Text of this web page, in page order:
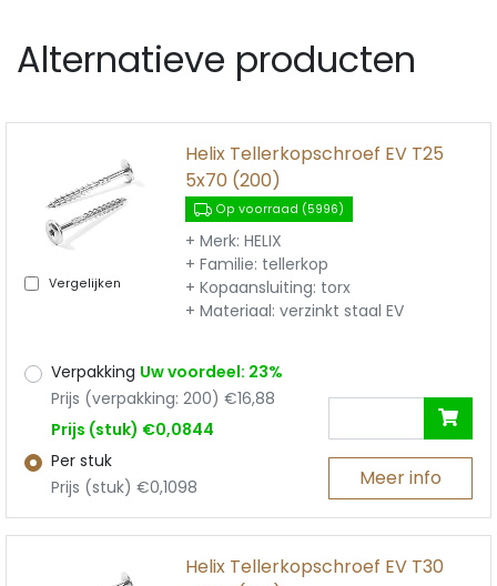
Alternatieve producten
Vergelijken
Helix Tellerkopschroef EV T25
5x70 (200)
Op voorraad (5996)
+ Merk: HELIX
+ Familie: tellerkop
+ Kopaansluiting: torx
+ Materiaal: verzinkt staal EV
Verpakking Uw voordeel: 23%
Prijs (verpakking: 200) €16,88
Prijs (stuk) €0,0844
Per stuk
Prijs (stuk) €0,1098
Meer info
Helix Tellerkopschroef EV T30